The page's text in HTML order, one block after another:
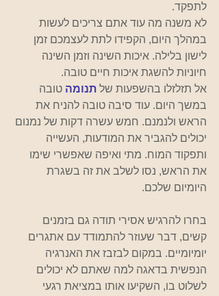
לתפקד.
לא משנה מה עוד אתם צריכים לעשות
במהלך היום, הקפידו לתת לעצמכם זמן
לישון בלילה. איכות השינה וזמן השינה
חיוניות להשגת איכות חיים טובה.
אל תזלזלו בהשפעות של תנומה טובה
במשך היום. עוד סיבה טובה להניח את
הראש ולנמנם. חמש עשרה דקות של נמנום
יכולים להגביר את המודעות, העשייה
ותפקוד המוח. מתי ואיפה שאפשרי שימו
את הראש, נסו לשלב את זה בשגרת
היומיום שלכם.
בחרו להרגיש אסירי תודה גם בזמנים
קשים, דבר שעוזר להתמודד עם אתגרים
יומיומיים. במקום לבזבז את האנרגיה
הנפשית בדאגה למה שאתם לא יכולים
לשלוט בו, השקיעו אותו במציאת רגעי